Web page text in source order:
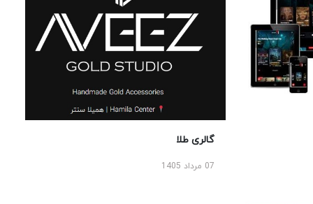
گالری طلا
07 مرداد 1405